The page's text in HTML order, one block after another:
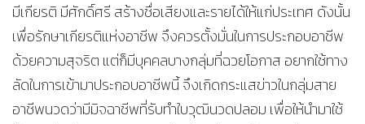
มีเกียรติ มีศักดิ์ศรี สร้างชื่อเสียงและรายได้ให้แก่ประเทศ ดังนั้น
เพื่อรักษาเกียรติแห่งอาชีพ จึงควรตั้งมั่นในการประกอบอาชีพ
ด้วยความสุจริต แต่ก็มีบุคคลบางกลุ่มที่ฉวยโอกาส อยากใช้ทาง
ลัดในการเข้ามาประกอบอาชีพนี้ จึงเกิดกระแสข่าวในกลุ่มสาย
อาชีพนวดว่ามีมิจฉาชีพที่รับทำใบวุฒินวดปลอม เพื่อให้นำมาใช้